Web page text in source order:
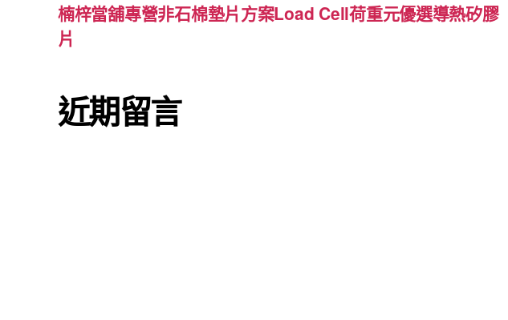
楠梓當舖專營非石棉墊片方案Load Cell荷重元優選導熱矽膠
片
近期留言